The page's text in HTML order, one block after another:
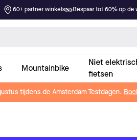
60+ partner winkels Bespaar tot 60% op de
Mountainbike
Niet
fietsen
tijdens de Amsterdam Testdagen.